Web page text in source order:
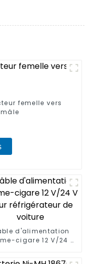
femelle vers
d'alimentation
cigare 12 V/24 V